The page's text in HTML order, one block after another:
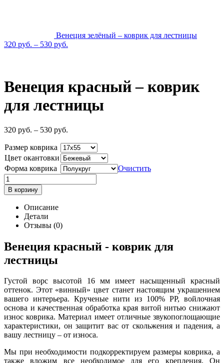
Венеция зелёный – коврик для лестницы
320 руб. – 530 руб.
Венеция красный – коврик
для лестницы
320 руб. – 530 руб.
Размер коврика
Цвет окантовки
Форма коврика
Очистить
В корзину
Описание
Детали
Отзывы (0)
Венеция красный - коврик для
лестницы
Густой ворс высотой 16 мм имеет насыщенный красный
оттенок. Этот «винный» цвет станет настоящим украшением
вашего интерьера. Крученые нити из 100% РР, войлочная
основа и качественная обработка края витой нитью снижают
износ коврика. Материал имеет отличные звукопоглощающие
характеристики, он защитит вас от скольжения и падения, а
вашу лестницу – от износа.
Мы при необходимости подкорректируем размеры коврика, а
также вложим все необходимое для его крепления. Он